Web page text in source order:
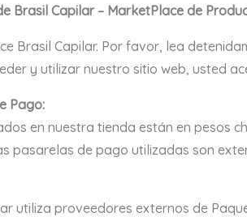
Brasil Capilar – MarketPlace de
Brasil Capilar. Por favor, lea
y utilizar nuestro sitio web, usted
Pago:
en nuestra tienda están en pesos
pasarelas de pago utilizadas son
utiliza proveedores externos de